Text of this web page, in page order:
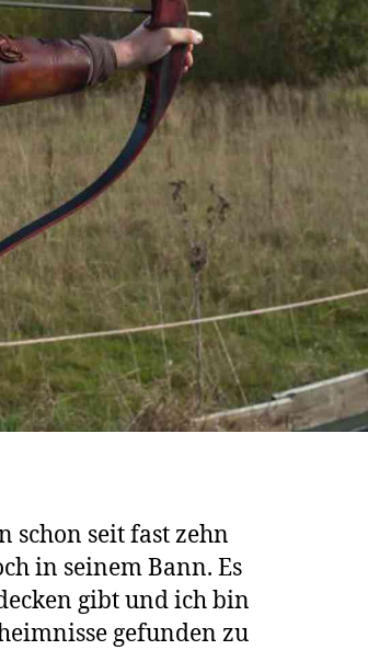
schon seit fast zehn
in seinem Bann. Es
gibt und ich bin
gefunden zu